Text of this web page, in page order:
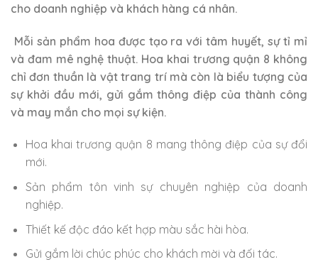
cho doanh nghiệp và khách hàng cá nhân.
Mỗi sản phẩm hoa được tạo ra với tâm huyết, sự tỉ mỉ
và đam mê nghệ thuật. Hoa khai trương quận 8 không
chỉ đơn thuần là vật trang trí mà còn là biểu tượng của
sự khởi đầu mới, gửi gắm thông điệp của thành công
và may mắn cho mọi sự kiện.
Hoa khai trương quận 8 mang thông điệp của sự đổi
mới.
Sản phẩm tôn vinh sự chuyên nghiệp của doanh
nghiệp.
Thiết kế độc đáo kết hợp màu sắc hài hòa.
Gửi gắm lời chúc phúc cho khách mời và đối tác.